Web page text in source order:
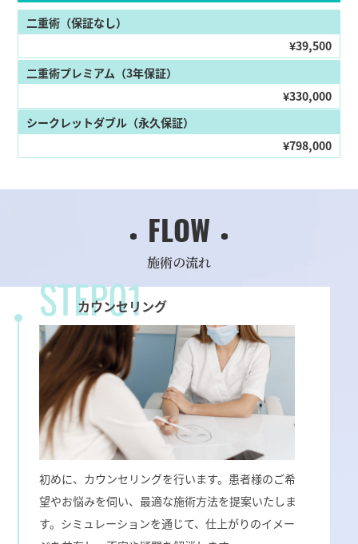
二重術（保証なし）
¥39,500
二重術プレミアム（3年保証）
¥330,000
シークレットダブル（永久保証）
¥798,000
FLOW
施術の流れ
STEP01
カウンセリング
初めに、カウンセリングを行います。患者様のご希
望やお悩みを伺い、最適な施術方法を提案いたしま
す。シミュレーションを通じて、仕上がりのイメー